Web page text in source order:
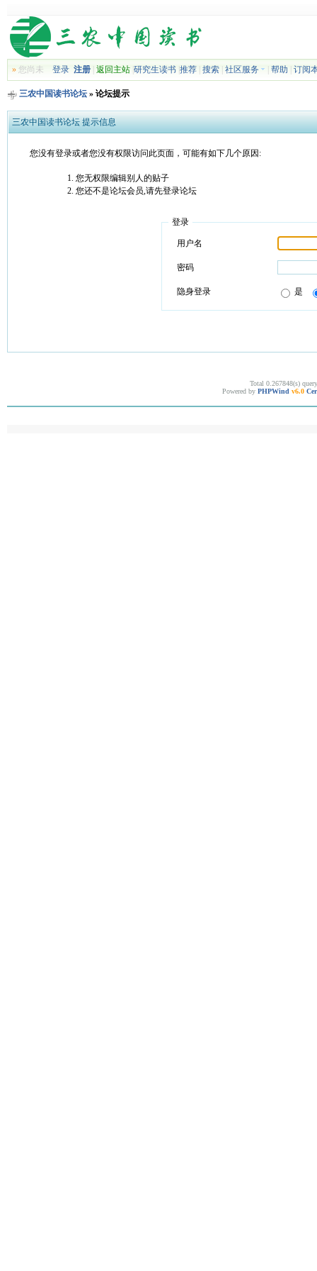
»您尚未 登录 注册| 返回主站| 研究生读书| 推荐| 搜索| 社区服务 帮助 订阅
三农中国读书论坛» 论坛提示
三农中国读书论坛 提示信息
您没有登录或者您没有权限访问此页面，可能有如下几个原因:
您无权限编辑别人的贴子
您还不是论坛会员,请先登录论坛
登录
用户名
密码
隐身登录 是
Total 0.267848(s)
Powered by PHPWind v6.0